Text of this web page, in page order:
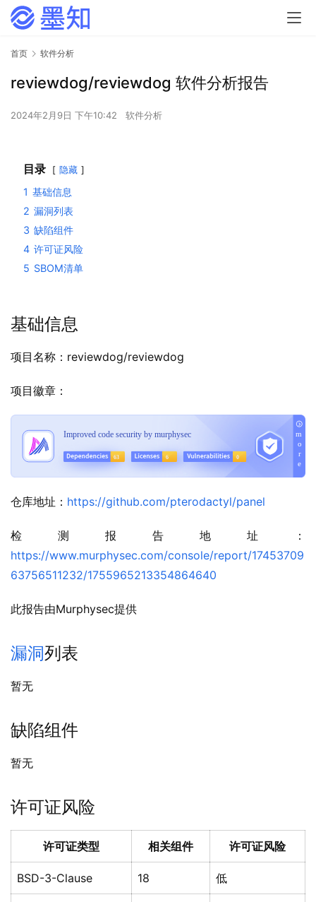
首页 软件分析
reviewdog/reviewdog 软件分析报告
2024年2月9日 下午10:42 软件分析
目录 隐藏
1 基础信息
2 漏洞列表
3 缺陷组件
4 许可证风险
5 SBOM清单
基础信息
项目名称：reviewdog/reviewdog
项目徽章：
仓库地址： https://github.com/pterodactyl/panel
检测报告地址：
https://www.murphysec.com/console/report/17453709
63756511232/1755965213354864640
此报告由Murphysec提供
漏洞列表
暂无
缺陷组件
暂无
许可证风险
许可证类型 相关组件 许可证风险
BSD-3-Clause 18 低